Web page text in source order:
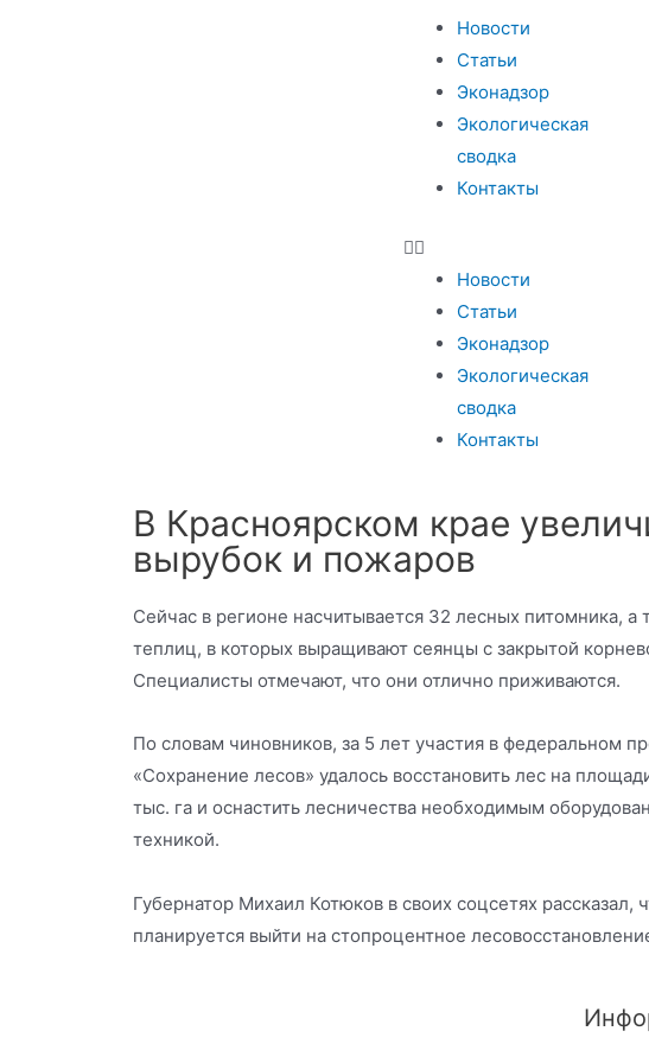
Новости
Статьи
Эконадзор
Экологическая
сводка
Контакты
Новости
Статьи
Эконадзор
Экологическая
сводка
Контакты
В Красноярском крае
вырубок и пожаров
Сейчас в регионе насчитывается 32 лесных питомника, а
теплиц, в которых выращивают сеянцы с закрытой
Специалисты отмечают, что они отлично приживаются.
По словам чиновников, за 5 лет участия в федеральном
«Сохранение лесов» удалось восстановить лес на
тыс. га и оснастить лесничества необходимым
техникой.
Губернатор Михаил Котюков в своих соцсетях рассказал,
планируется выйти на стопроцентное